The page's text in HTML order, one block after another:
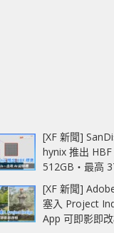
[XF 新聞]
hynix 推出
512GB‧最高
AI 記憶體
[XF 新聞]
塞入 Project
App 可即影即